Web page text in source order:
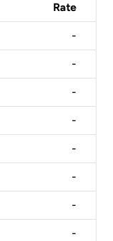
Rate
-
-
-
-
-
-
-
-